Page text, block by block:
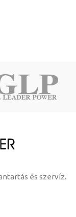
és szervíz.